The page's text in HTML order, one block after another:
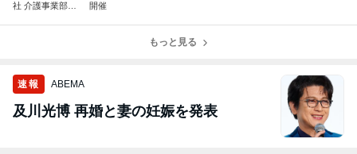
社 介護事業部が
開催
もっと見る
速報 ABEMA
及川光博 再婚と妻の妊娠を発表